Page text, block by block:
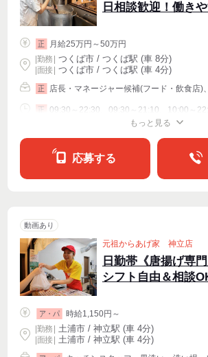
日相談歓迎！働き
正
月給25万円～50万円
|勤務 つくば市 / つくば駅 (車 8分)
| 面接 | つくば市 / つくば駅 (車 4分)
正 店長・マネージャー候補(フード・飲食店)、ホールスタッフ
正 09:30～22:30、09:30～21:10、10:00～
もっと見る
応募する
動画あり
元祖からあげ家 神立店
日勤帯《唐揚げ専
シフト自由＆相談
ア・パ
時給1,150円～
|勤務 土浦市 / 神立駅 (車 4分)
| 面接 | 土浦市 / 神立駅 (車 4分)